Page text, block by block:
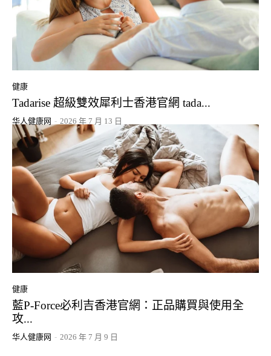
健康
Tadarise 超級雙效犀利士香港官網 tada...
华人健康网 - 2026 年 7 月 13 日
健康
藍P-Force必利吉香港官網：正品購買與使用全
攻...
华人健康网 - 2026 年 7 月 9 日